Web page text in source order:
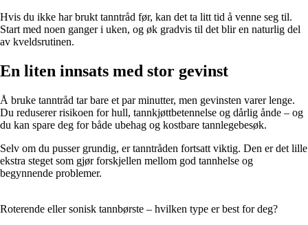
Hvis du ikke har brukt tanntråd før, kan det ta litt tid å venne seg til.
Start med noen ganger i uken, og øk gradvis til det blir en naturlig del
av kveldsrutinen.
En liten innsats med stor gevinst
Å bruke tanntråd tar bare et par minutter, men gevinsten varer lenge.
Du reduserer risikoen for hull, tannkjøttbetennelse og dårlig ånde – og
du kan spare deg for både ubehag og kostbare tannlegebesøk.
Selv om du pusser grundig, er tanntråden fortsatt viktig. Den er det lille
ekstra steget som gjør forskjellen mellom god tannhelse og
begynnende problemer.
Roterende eller sonisk tannbørste – hvilken type er best for deg?